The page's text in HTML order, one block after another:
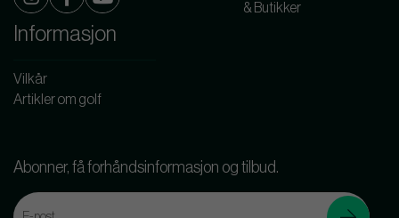
& Butikker
Informasjon
Vilkår
Artikler om golf
Abonner, få forhåndsinformasjon og tilbud.